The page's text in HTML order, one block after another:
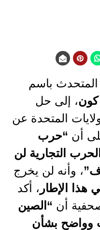
باسم
كون، إلى حل
المتحدة عن
أن “حرب
التجارية لن
، وأنه لن يخرج
هذا الإطار ، أكد
أن “الصين
وواضح بشأن